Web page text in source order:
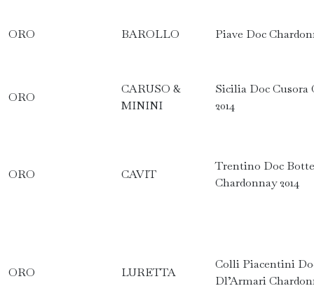
ORO BAROLLO Piave Doc
ORO
CARUSO &
MININI
Sicilia Doc Cusora
2014
ORO CAVIT
Trentino Doc
Chardonnay 2014
ORO LURETTA
Colli Piacentini
Dl’Armari